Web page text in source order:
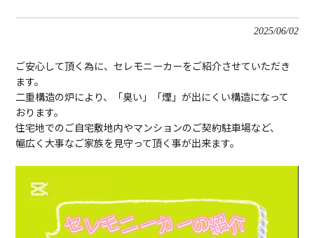
2025/06/02
ご安心して頂く為に、セレモニーカーをご紹介させていただき
ます。
二重構造の炉により、「臭い」「煙」が出にくい構造になって
おります。
住宅地でのご自宅敷地内やマンションのご契約駐車場など、
幅広く大事なご家族を見守って頂く事が出来ます。